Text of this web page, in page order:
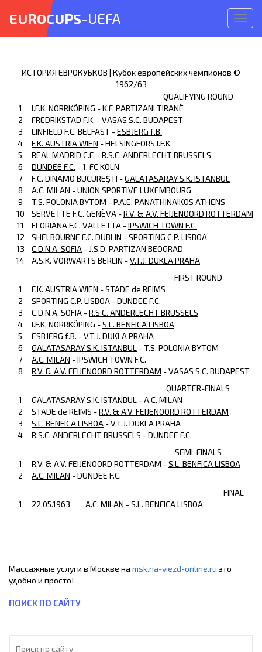
меню
EUROCUPS-UEFA
ИСТОРИЯ ЕВРОКУБКОВ | Кубок европейских чемпионов ©
1962/63
QUALIFYING ROUND
1
I.F.K. NORRKÖPING - K.F. PARTIZANI TIRANЁ
2
FREDRIKSTAD F.K. -VASAS S.C. BUDAPEST
3
LINFIELD F.C. BELFAST -ESBJERG f.B.
4
F.K. AUSTRIA WIEN - HELSINGFORS I.F.K.
5
REAL MADRID C.F. -R.S.C. ANDERLECHT BRUSSELS
6
DUNDEE F.C. - 1. FC KÖLN
7
F.C. DINAMO BUCUREŞTI -GALATASARAY S.K. ISTANBUL
8
A.C. MILAN - UNION SPORTIVE LUXEMBOURG
9
T.S. POLONIA BYTOM - P.A.E. PANATHINAIKOS ATHENS
10
SERVETTE F.C. GENÈVA -R.V. & A.V. FEIJENOORD ROTTERDAM
11
FLORIANA F.C. VALLETTA -IPSWICH TOWN F.C.
12
SHELBOURNE F.C. DUBLIN -SPORTING C.P. LISBOA
13
C.D.N.A. SOFIA - J.S.D. PARTIZAN BEOGRAD
14
A.S.K. VORWÄRTS BERLIN -V.T.J. DUKLA PRAHA
FIRST ROUND
1
F.K. AUSTRIA WIEN -STADE de REIMS
2
SPORTING C.P. LISBOA -DUNDEE F.C.
3
C.D.N.A. SOFIA -R.S.C. ANDERLECHT BRUSSELS
4
I.F.K. NORRKÖPING -S.L. BENFICA LISBOA
5
ESBJERG f.B. -V.T.J. DUKLA PRAHA
6
GALATASARAY S.K. ISTANBUL - T.S. POLONIA BYTOM
7
A.C. MILAN - IPSWICH TOWN F.C.
8
R.V. & A.V. FEIJENOORD ROTTERDAM - VASAS S.C. BUDAPEST
QUARTER-FINALS
1
GALATASARAY S.K. ISTANBUL -A.C. MILAN
2
STADE de REIMS -R.V. & A.V. FEIJENOORD ROTTERDAM
3
S.L. BENFICA LISBOA - V.T.J. DUKLA PRAHA
4
R.S.C. ANDERLECHT BRUSSELS -DUNDEE F.C.
SEMI-FINALS
1
R.V. & A.V. FEIJENOORD ROTTERDAM -S.L. BENFICA LISBOA
2
A.C. MILAN - DUNDEE F.C.
FINAL
1
22.05.1963 A.C. MILAN - S.L. BENFICA LISBOA
Массажные услуги в Москве на msk.na-viezd-online.ru это
удобно и просто!
ПОИСК ПО САЙТУ